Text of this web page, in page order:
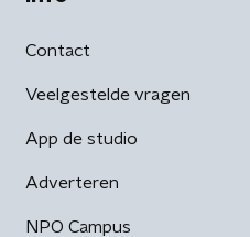
Contact
Veelgestelde vragen
App de studio
Adverteren
NPO Campus